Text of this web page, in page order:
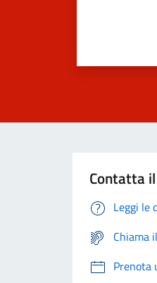
Contatta
Leggi le
Chiama
Prenota